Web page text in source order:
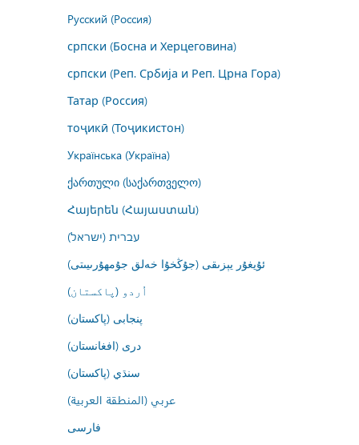
Русский (Россия)
српски (Босна и Херцеговина)
српски (Реп. Србија и Реп. Црна Гора)
Татар (Россия)
тоҷикӣ (Тоҷикистон)
Українська (Україна)
ქართული (საქართველო)
Հայերեն (Հայաստան)
עברית (ישראל)
ئۇيغۇر يېزىقى (جۇڭخۇا خەلق جۇمھۇرىيىتى)
اُردو (پاکستان)
پنجابی (پاکستان)
درى (افغانستان)
سنڌي (پاکستان)
عربي (المنطقة العربية)
فارسى